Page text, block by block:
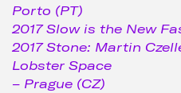
Porto (PT)
2017 Slow is the New
2017 Stone: Martin
Lobster Space
– Prague (CZ)